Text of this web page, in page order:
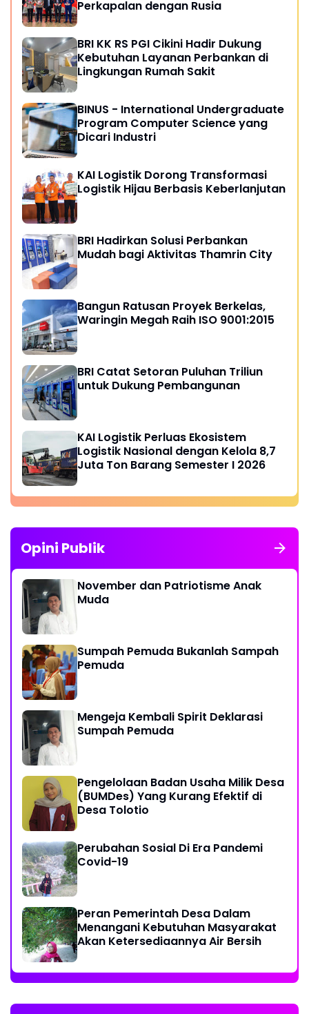
Perkapalan dengan Rusia
BRI KK RS PGI Cikini Hadir Dukung
Kebutuhan Layanan Perbankan di
Lingkungan Rumah Sakit
BINUS - International Undergraduate
Program Computer Science yang
Dicari Industri
KAI Logistik Dorong Transformasi
Logistik Hijau Berbasis Keberlanjutan
BRI Hadirkan Solusi Perbankan
Mudah bagi Aktivitas Thamrin City
Bangun Ratusan Proyek Berkelas,
Waringin Megah Raih ISO 9001:2015
BRI Catat Setoran Puluhan Triliun
untuk Dukung Pembangunan
KAI Logistik Perluas Ekosistem
Logistik Nasional dengan Kelola 8,7
Juta Ton Barang Semester I 2026
Opini Publik
November dan Patriotisme Anak
Muda
Sumpah Pemuda Bukanlah Sampah
Pemuda
Mengeja Kembali Spirit Deklarasi
Sumpah Pemuda
Pengelolaan Badan Usaha Milik Desa
(BUMDes) Yang Kurang Efektif di
Desa Tolotio
Perubahan Sosial Di Era Pandemi
Covid-19
Peran Pemerintah Desa Dalam
Menangani Kebutuhan Masyarakat
Akan Ketersediaannya Air Bersih